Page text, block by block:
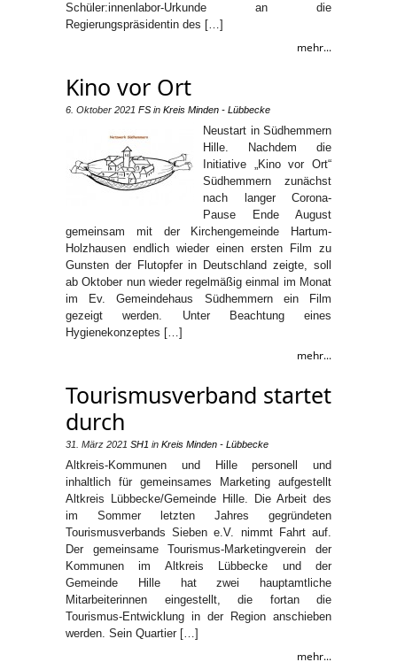
Schüler:innenlabor-Urkunde an die
Regierungspräsidentin des […]
mehr...
Kino vor Ort
6. Oktober 2021 FS in Kreis Minden - Lübbecke
Neustart in Südhemmern
Hille. Nachdem die
Initiative „Kino vor Ort“
Südhemmern zunächst
nach langer Corona-
Pause Ende August
gemeinsam mit der Kirchengemeinde Hartum-
Holzhausen endlich wieder einen ersten Film zu
Gunsten der Flutopfer in Deutschland zeigte, soll
ab Oktober nun wieder regelmäßig einmal im Monat
im Ev. Gemeindehaus Südhemmern ein Film
gezeigt werden. Unter Beachtung eines
Hygienekonzeptes […]
mehr...
Tourismusverband startet
durch
31. März 2021 SH1 in Kreis Minden - Lübbecke
Altkreis-Kommunen und Hille personell und
inhaltlich für gemeinsames Marketing aufgestellt
Altkreis Lübbecke/Gemeinde Hille. Die Arbeit des
im Sommer letzten Jahres gegründeten
Tourismusverbands Sieben e.V. nimmt Fahrt auf.
Der gemeinsame Tourismus-Marketingverein der
Kommunen im Altkreis Lübbecke und der
Gemeinde Hille hat zwei hauptamtliche
Mitarbeiterinnen eingestellt, die fortan die
Tourismus-Entwicklung in der Region anschieben
werden. Sein Quartier […]
mehr...